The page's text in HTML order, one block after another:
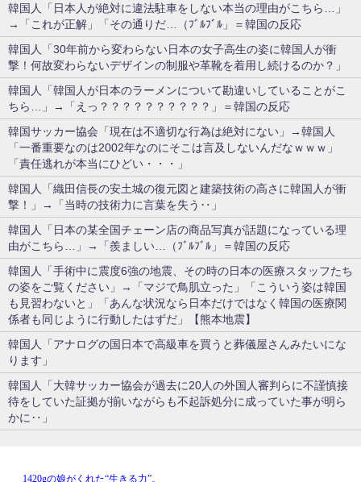
韓国人「日本人が絶対に違法駐車をしない本当の理由がこちら…」
→「これが正解」「その通りだ…（ﾌﾞﾙﾌﾞﾙ」＝韓国の反応
韓国人「30年前から変わらない日本の女子高生の姿に韓国人が衝
撃！何故変わらないデザインの制服や革靴を着用し続けるのか？」
韓国人「韓国人が日本のラーメンについて勘違いしていることがこ
ちら…」→「えっ？？？？？？？？？？」＝韓国の反応
韓国サッカー協会「現在は不適切な行為は絶対にない」→韓国人
「一番重要なのは2002年なのにそこは言及しないんだなｗｗｗ」
「責任逃れが本当にひどい・・・」
韓国人「織田信長の安土城の復元図と建築技術の高さに韓国人が衝
撃！」→「当時の技術力に言葉を失う‥」
韓国人「日本の某全国チェーン店の商品写真が話題になっている理
由がこちら…」→「羨ましい…（ﾌﾞﾙﾌﾞﾙ」＝韓国の反応
韓国人「手術中に震度6強の地震、その時の日本の医療スタッフたち
の姿をご覧ください」→「マジで鳥肌立った」「こういう姿は韓国
も見習わないと」「あんな状況なら日本だけではなく韓国の医療関
係者も同じように行動したはずだ」【熊本地震】
韓国人「アナログの国日本で高級車を買うと葬儀屋さんみたいにな
ります」
韓国人「大韓サッカー協会が過去に20人の外国人審判らに不謹慎接
待をしていた証拠が揃いながらも不起訴処分に成っていた事が明ら
かに‥」